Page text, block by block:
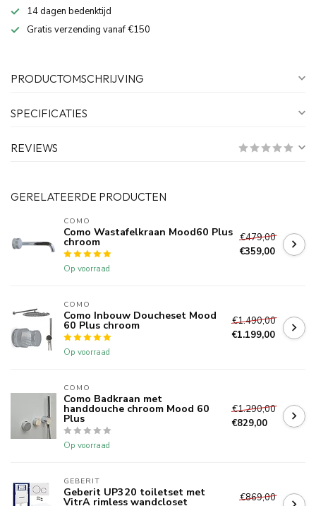
14 dagen bedenktijd
Gratis verzending vanaf €150
PRODUCTOMSCHRIJVING
SPECIFICATIES
REVIEWS
GERELATEERDE PRODUCTEN
COMO
Como Wastafelkraan Mood60 Plus
chroom
Op voorraad
€479,00
€359,00
COMO
Como Inbouw Doucheset Mood
60 Plus chroom
Op voorraad
€1.490,00
€1.199,00
COMO
Como Badkraan met
handdouche chroom Mood 60
Plus
Op voorraad
€1.290,00
€829,00
GEBERIT
Geberit UP320 toiletset met
VitrA rimless wandcloset
€869,00